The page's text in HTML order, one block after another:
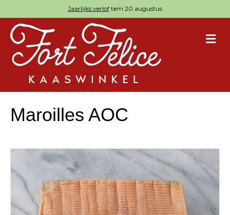
Jaarlijks verlof tem 20 augustus
Maroilles AOC